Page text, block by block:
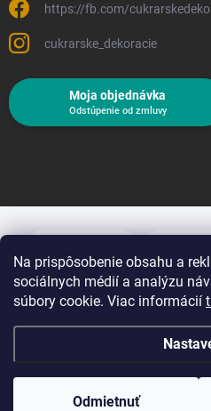
Na prispôsobenie obsahu a
sociálnych médií a analýzu
súbory cookie. Viac informácií
Odmietnuť
https://fb.com/
cukrarske_dekoracie
Moja objednávka
Odstúpenie od zmluvy
Copyright 2026Cukrárske dekorácie.